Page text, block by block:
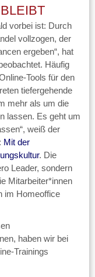
vorbei ist: Durch
vollzogen, der
ergeben“, hat
Häufig
Tools für den
tiefergehende
mehr als um die
lassen. Es geht um
weiß der
Mit der
. Die
Leader, sondern
Mitarbeiter*innen
im Homeoffice
haben wir bei
Trainings